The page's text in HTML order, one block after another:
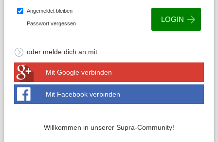
Angemeldet bleiben
Passwort vergessen
oder melde dich an mit
Mit Google verbinden
Mit Facebook verbinden
Willkommen in unserer Supra-Community!